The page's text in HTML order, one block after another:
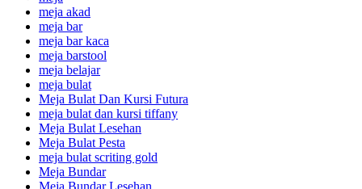
meja akad
meja bar
meja bar kaca
meja barstool
meja belajar
meja bulat
Meja Bulat Dan Kursi Futura
meja bulat dan kursi tiffany
Meja Bulat Lesehan
Meja Bulat Pesta
meja bulat scriting gold
Meja Bundar
Meja Bundar Lesehan